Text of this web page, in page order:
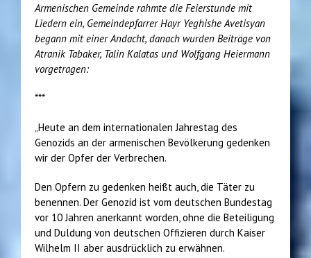
Armenischen Gemeinde rahmte die Feierstunde mit
Liedern ein, Gemeindepfarrer Hayr Yeghishe Avetisyan
begann mit einer Andacht, danach wurden Beiträge von
Atranik Tabaker, Talin Kalatas und Wolfgang Heiermann
vorgetragen:
***
„Heute an dem internationalen Jahrestag des
Genozids an der armenischen Bevölkerung gedenken
wir der Opfer der Verbrechen.
Den Opfern zu gedenken heißt auch, die Täter zu
benennen. Der Genozid ist vom deutschen Bundestag
vor 10 Jahren anerkannt worden, ohne die Beteiligung
und Duldung von deutschen Offizieren durch Kaiser
Wilhelm II aber ausdrücklich zu erwähnen.